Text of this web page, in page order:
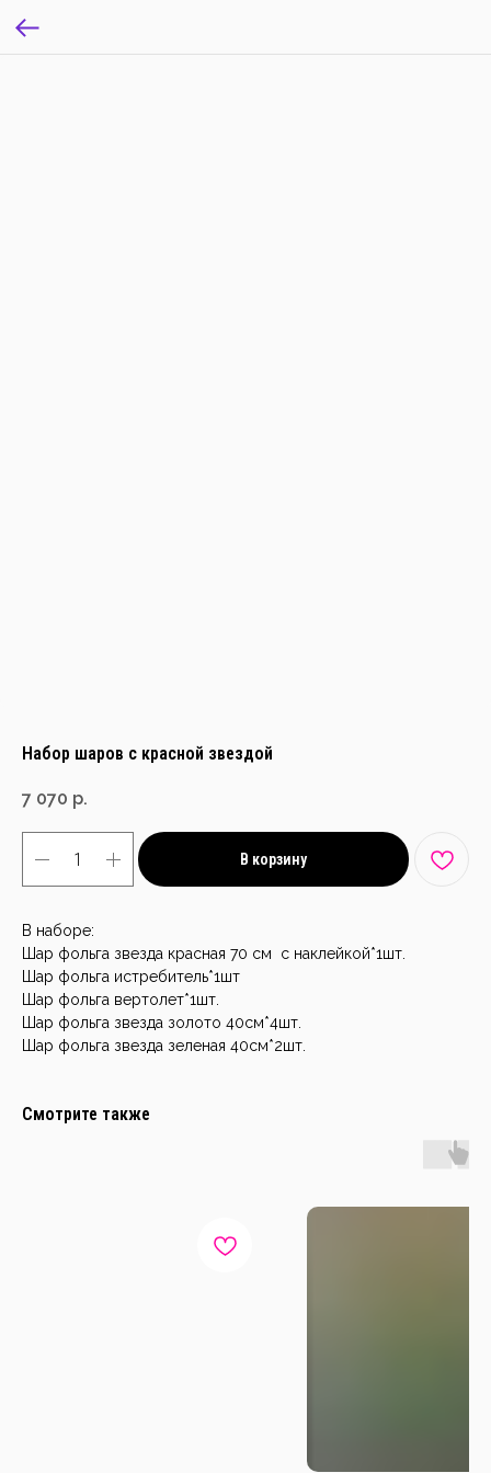
Набор шаров с красной звездой
7 070 р.
В корзину
В наборе:
Шар фольга звезда красная 70 см с наклейкой*1шт.
Шар фольга истребитель*1шт
Шар фольга вертолет*1шт.
Шар фольга звезда золото 40см*4шт.
Шар фольга звезда зеленая 40см*2шт.
Смотрите также